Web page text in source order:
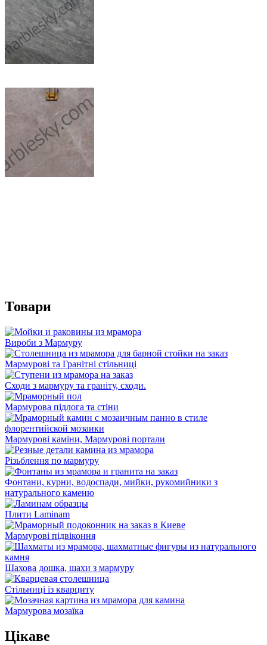
Товари
Вироби з Мармуру
Мармурові та Гранітні стільниці
Сходи з мармуру та граніту, сходи.
Мармурова підлога та стіни
Мармурові каміни, Мармурові портали
Різьблення по мармуру
Фонтани, курни, водоспади, мийки, рукомийники з
натурального каменю
Плити Laminam
Мармурові підвіконня
Шахова дошка, шахи з мармуру
Стільниці із кварциту
Мармурова мозаїка
Цікаве